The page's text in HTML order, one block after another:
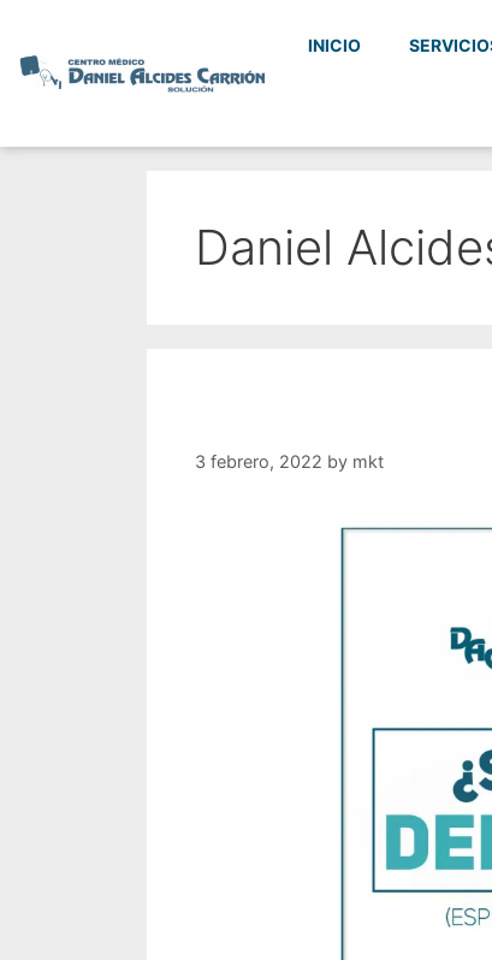
INICIO
Daniel
3 febrero, 2022 by mkt